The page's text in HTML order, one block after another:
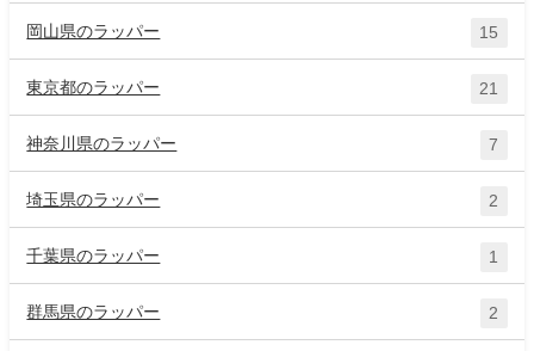
岡山県のラッパー 15
東京都のラッパー 21
神奈川県のラッパー 7
埼玉県のラッパー 2
千葉県のラッパー 1
群馬県のラッパー 2